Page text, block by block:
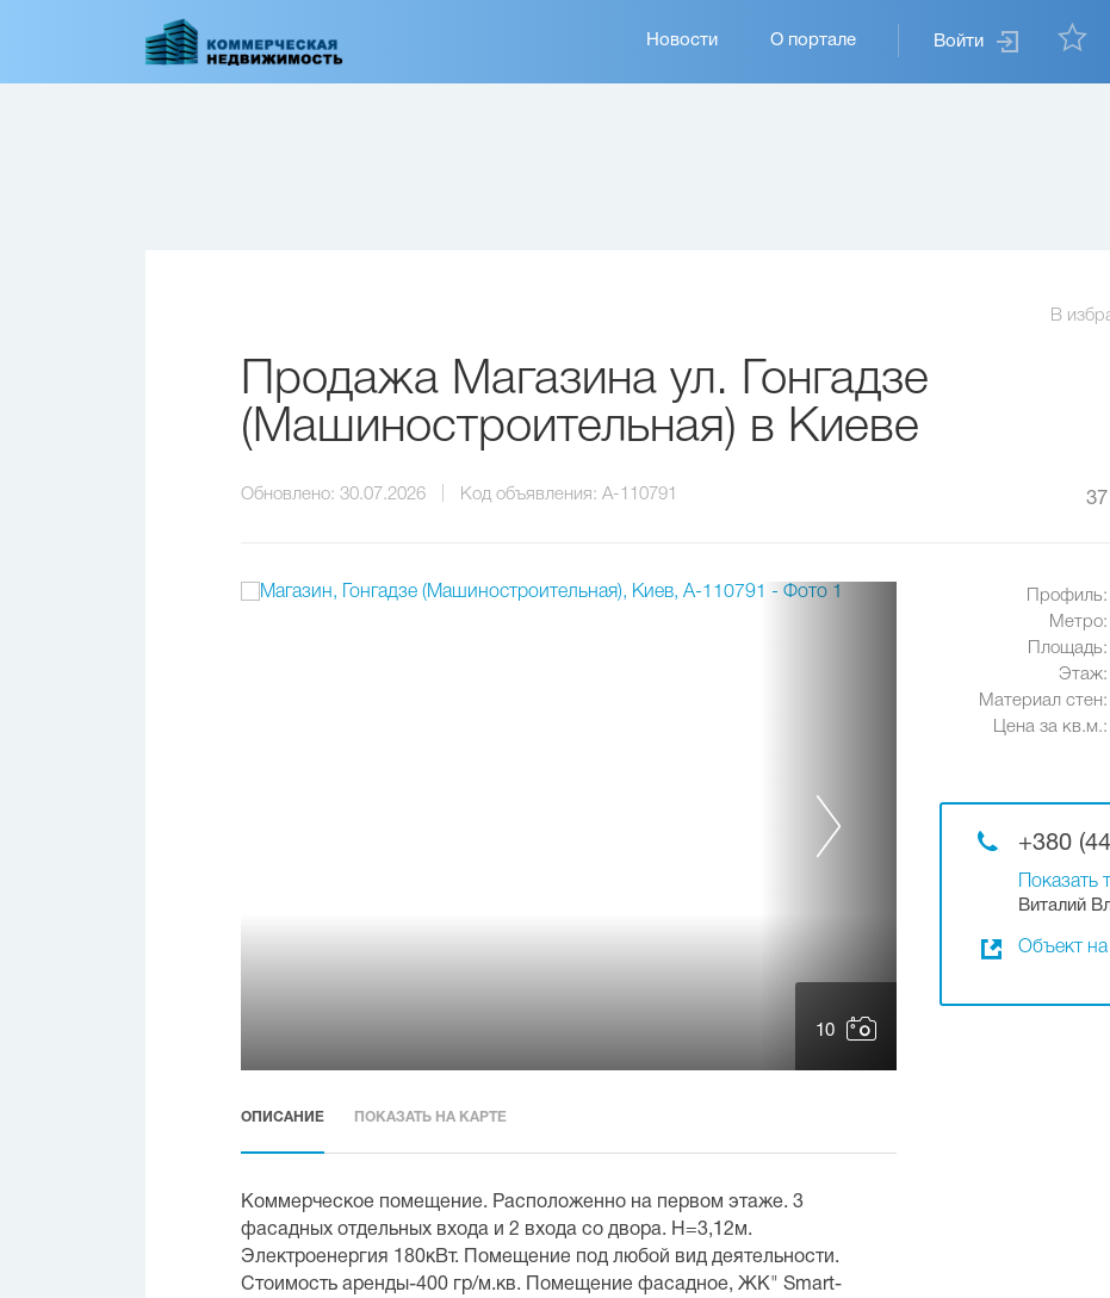
Войти
Основная
навигация
Новости О портале
В
Продажа Магазина ул. Гонгадзе
(Машиностроительная) в Киеве
Обновлено: 30.07.2026 Код объявления: A-110791
10
Профиль:
Метро:
Площадь:
Этаж:
Материал стен:
Цена за кв.м.:
+380
Показать
Виталий
Объект на
ОПИСАНИЕ ПОКАЗАТЬ НА КАРТЕ
Коммерческое помещение. Расположенно на первом этаже. 3
фасадных отдельных входа и 2 входа со двора. Н=3,12м.
Электроенергия 180кВт. Помещение под любой вид деятельности.
Стоимость аренды-400 гр/м.кв. Помещение фасадное, ЖК" Smart-